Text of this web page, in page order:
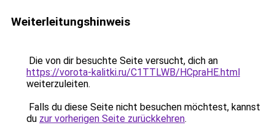
Weiterleitungshinweis
Die von dir besuchte Seite versucht, dich an
https://vorota-kalitki.ru/C1TTLWB/HCpraHE.html
weiterzuleiten.
Falls du diese Seite nicht besuchen möchtest, kannst
du zur vorherigen Seite zurückkehren.